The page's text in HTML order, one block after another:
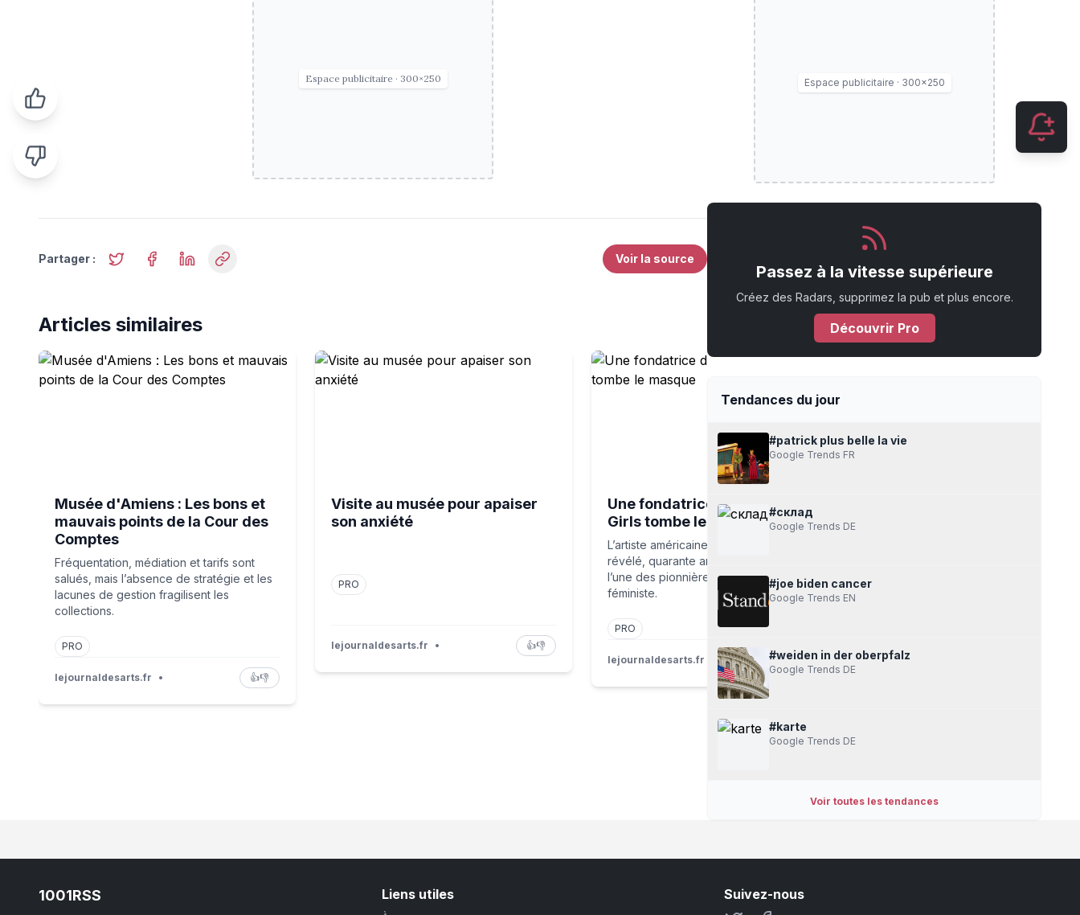
Espace publicitaire · 300×250
Partager : Voir la source
Articles similaires
Musée d'Amiens : Les bons et mauvais points de la Cour des Comptes
Musée d'Amiens : Les bons et
mauvais points de la Cour des
Comptes
Fréquentation, médiation et tarifs sont
salués, mais l’absence de stratégie et les
lacunes de gestion fragilisent les
collections.
PRO
lejournaldesarts.fr • 👍👎
Visite au musée pour apaiser son anxiété
Visite au musée pour apaiser
son anxiété
PRO
lejournaldesarts.fr • 👍👎
Une fondatrice des Guerrilla Girls tombe le masque
Une fondatrice des Guerrilla
Girls tombe le masque
L’artiste américaine Joyce Kozloff a
révélé, quarante ans plus tard, avoir été
l’une des pionnières de ce collectif
féministe.
PRO
lejournaldesarts.fr 👍👎
Ce Premier ministre britannique
lejournaldesarts.fr
Espace publicitaire · 300×250
Passez à la vitesse supérieure
Créez des Radars, supprimez la pub et plus encore.
Découvrir Pro
Tendances du jour
#patrick plus belle la vie
Google Trends FR
#склад
Google Trends DE
#joe biden cancer
Google Trends EN
#weiden in der oberpfalz
Google Trends DE
#karte
Google Trends DE
Voir toutes les tendances
1001RSS Liens utiles Suivez-nous